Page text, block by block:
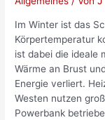
Im Winter ist das
Körpertemperatur
ist dabei die ideale
Wärme an Brust
Energie verliert.
Westen nutzen
Powerbank